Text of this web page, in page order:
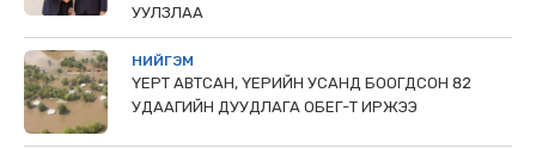
УУЛЗЛАА
НИЙГЭМ
ҮЕРТ АВТСАН, ҮЕРИЙН УСАНД БООГДСОН 82
УДААГИЙН ДУУДЛАГА ОБЕГ-Т ИРЖЭЭ